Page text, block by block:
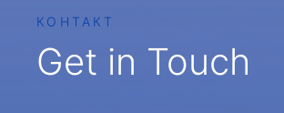
КОНТАКТ
Get in Touch